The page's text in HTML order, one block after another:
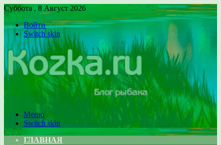
Суббота , 8 Август 2026
Войти
Switch skin
Меню
Switch skin
ГЛАВНАЯ